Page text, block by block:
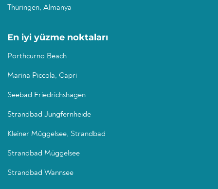
Thüringen, Almanya
En iyi yüzme noktaları
Porthcurno Beach
Marina Piccola, Capri
Seebad Friedrichshagen
Strandbad Jungfernheide
Kleiner Müggelsee, Strandbad
Strandbad Müggelsee
Strandbad Wannsee